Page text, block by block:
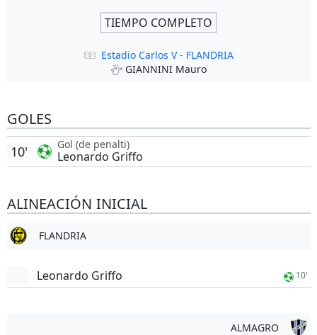
TIEMPO COMPLETO
Estadio Carlos V - FLANDRIA
GIANNINI Mauro
GOLES
Gol (de penalti)
Leonardo Griffo
10'
ALINEACIÓN INICIAL
FLANDRIA
Leonardo Griffo 10'
ALMAGRO